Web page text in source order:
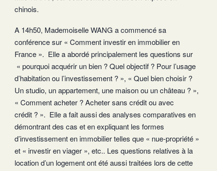
chinois.
A 14h50, Mademoiselle WANG a commencé sa
conférence sur « Comment investir en immobilier en
France ». Elle a abordé principalement les questions sur
« pourquoi acquérir un bien ? Quel objectif ? Pour l’usage
d’habitation ou l’investissement ? », « Quel bien choisir ?
Un studio, un appartement, une maison ou un château ? »,
« Comment acheter ? Acheter sans crédit ou avec
crédit ? ». Elle a fait aussi des analyses comparatives en
démontrant des cas et en expliquant les formes
d’investissement en immobilier telles que « nue-propriété »
et « investir en viager », etc.. Les questions relatives à la
location d’un logement ont été aussi traitées lors de cette